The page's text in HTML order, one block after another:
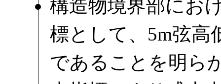
構造物境界部にお
標として、5m弦高
であることを明ら